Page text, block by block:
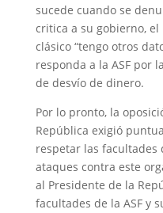
sucede cuando se
critica a su gobierno,
clásico “tengo otros
responda a la ASF por
de desvío de dinero.
Por lo pronto, la
República exigió
respetar las facultades
ataques contra este
al Presidente de la
facultades de la ASF y